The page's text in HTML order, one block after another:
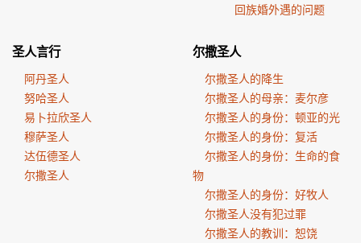
回族婚外遇的问题
圣人言行
阿丹圣人
努哈圣人
易卜拉欣圣人
穆萨圣人
达伍德圣人
尔撒圣人
尔撒圣人
尔撒圣人的降生
尔撒圣人的母亲：麦尔彦
尔撒圣人的身份：顿亚的光
尔撒圣人的身份：复活
尔撒圣人的身份：生命的食
物
尔撒圣人的身份：好牧人
尔撒圣人没有犯过罪
尔撒圣人的教训：恕饶